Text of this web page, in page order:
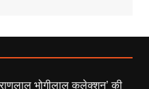
भोगीलाल कलेक्शन’ की